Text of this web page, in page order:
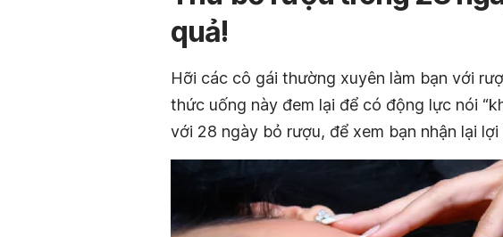
quả!
Hỡi các cô gái thường xuyên làm bạn với
thức uống này đem lại để có động lực nói
với 28 ngày bỏ rượu, để xem bạn nhận lại